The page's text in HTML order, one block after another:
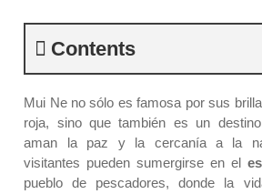
Contents
Mui Ne no sólo es famosa por sus
roja, sino que también es un
aman la paz y la cercanía a la
visitantes pueden sumergirse en el
pueblo de pescadores, donde la